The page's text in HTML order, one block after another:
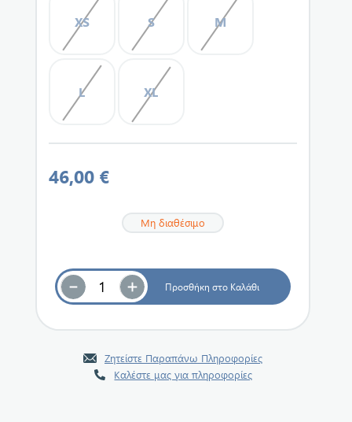
XS S M
L XL
46,00 €
Μη διαθέσιμο
Ζητείστε Παραπάνω Πληροφορίες
Καλέστε μας για πληροφορίες